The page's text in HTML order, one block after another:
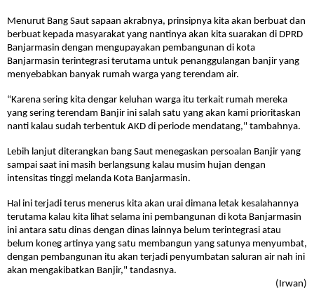
Menurut Bang Saut sapaan akrabnya, prinsipnya kita akan berbuat dan
berbuat kepada masyarakat yang nantinya akan kita suarakan di DPRD
Banjarmasin dengan mengupayakan pembangunan di kota
Banjarmasin terintegrasi terutama untuk penanggulangan banjir yang
menyebabkan banyak rumah warga yang terendam air.
“Karena sering kita dengar keluhan warga itu terkait rumah mereka
yang sering terendam Banjir ini salah satu yang akan kami prioritaskan
nanti kalau sudah terbentuk AKD di periode mendatang," tambahnya.
Lebih lanjut diterangkan bang Saut menegaskan persoalan Banjir yang
sampai saat ini masih berlangsung kalau musim hujan dengan
intensitas tinggi melanda Kota Banjarmasin.
Hal ini terjadi terus menerus kita akan urai dimana letak kesalahannya
terutama kalau kita lihat selama ini pembangunan di kota Banjarmasin
ini antara satu dinas dengan dinas lainnya belum terintegrasi atau
belum koneg artinya yang satu membangun yang satunya menyumbat,
dengan pembangunan itu akan terjadi penyumbatan saluran air nah ini
akan mengakibatkan Banjir," tandasnya.
(Irwan)